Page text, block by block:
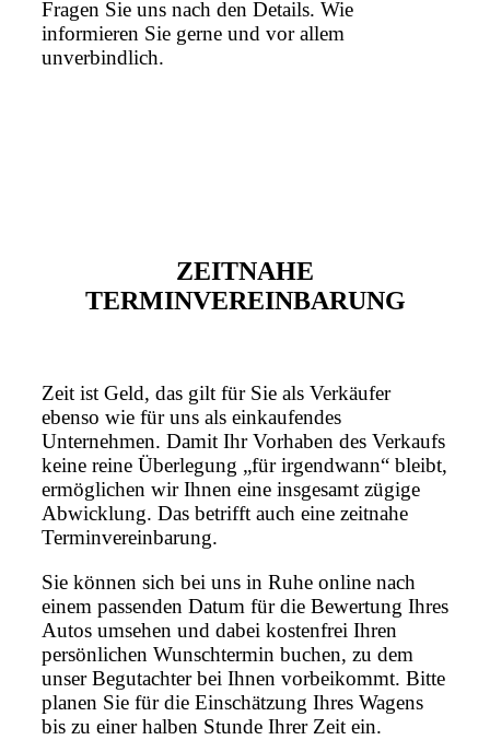
Fragen Sie uns nach den Details. Wie
informieren Sie gerne und vor allem
unverbindlich.
ZEITNAHE
TERMINVEREINBARUNG
Zeit ist Geld, das gilt für Sie als Verkäufer
ebenso wie für uns als einkaufendes
Unternehmen. Damit Ihr Vorhaben des Verkaufs
keine reine Überlegung „für irgendwann“ bleibt,
ermöglichen wir Ihnen eine insgesamt zügige
Abwicklung. Das betrifft auch eine zeitnahe
Terminvereinbarung.
Sie können sich bei uns in Ruhe online nach
einem passenden Datum für die Bewertung Ihres
Autos umsehen und dabei kostenfrei Ihren
persönlichen Wunschtermin buchen, zu dem
unser Begutachter bei Ihnen vorbeikommt. Bitte
planen Sie für die Einschätzung Ihres Wagens
bis zu einer halben Stunde Ihrer Zeit ein.